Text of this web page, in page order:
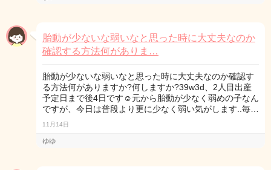
胎動が少ないな弱いなと思った時に大丈夫なのか
確認する方法何がありま…
胎動が少ないな弱いなと思った時に大丈夫なのか確認す
る方法何がありますか?何しますか?39w3d、2人目出産
予定日まで後4日です☺️元から胎動が少なく弱めの子なん
ですが、今日は普段より更に少なく弱い気がします..毎…
11月14日
ゆゆ